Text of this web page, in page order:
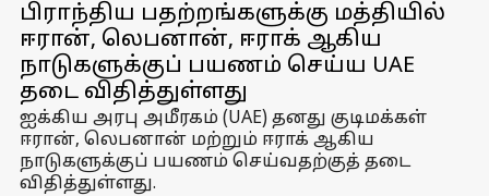
பிராந்திய பதற்றங்களுக்கு மத்தியில்
ஈரான், லெபனான், ஈராக் ஆகிய
நாடுகளுக்குப் பயணம் செய்ய UAE
தடை விதித்துள்ளது
ஐக்கிய அரபு அமீரகம் (UAE) தனது குடிமக்கள்
ஈரான், லெபனான் மற்றும் ஈராக் ஆகிய
நாடுகளுக்குப் பயணம் செய்வதற்குத் தடை
விதித்துள்ளது.